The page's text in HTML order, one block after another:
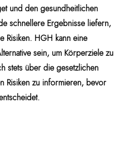
und den gesundheitlichen
schnellere Ergebnisse liefern,
Risiken. HGH kann eine
sein, um Körperziele zu
stets über die gesetzlichen
Risiken zu informieren, bevor